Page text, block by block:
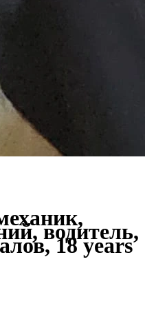
водитель,
18 years